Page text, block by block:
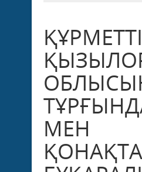
ҚҰРМЕТТІ
МЕН